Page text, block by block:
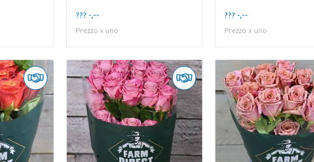
??? -,--
Prezzo x uno
??? -,--
Prezzo x uno